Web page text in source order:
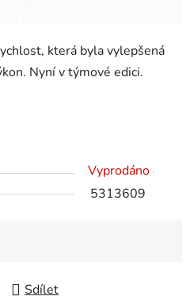
která byla vylepšená
Nyní v týmové edici.
Vyprodáno
5313609
Sdílet